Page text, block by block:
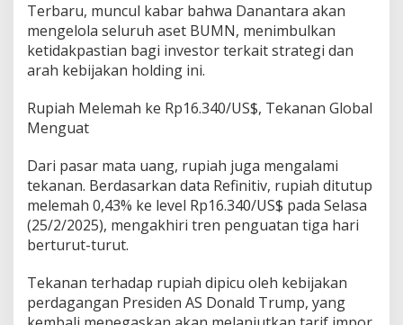
Terbaru, muncul kabar bahwa Danantara akan
mengelola seluruh aset BUMN, menimbulkan
ketidakpastian bagi investor terkait strategi dan
arah kebijakan holding ini.
Rupiah Melemah ke Rp16.340/US$, Tekanan Global
Menguat
Dari pasar mata uang, rupiah juga mengalami
tekanan. Berdasarkan data Refinitiv, rupiah ditutup
melemah 0,43% ke level Rp16.340/US$ pada Selasa
(25/2/2025), mengakhiri tren penguatan tiga hari
berturut-turut.
Tekanan terhadap rupiah dipicu oleh kebijakan
perdagangan Presiden AS Donald Trump, yang